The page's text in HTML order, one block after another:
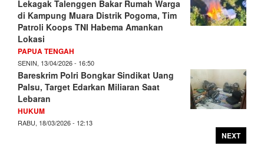
Lekagak Talenggen Bakar Rumah Warga
di Kampung Muara Distrik Pogoma, Tim
Patroli Koops TNI Habema Amankan
Lokasi
PAPUA TENGAH
SENIN, 13/04/2026 - 16:50
Bareskrim Polri Bongkar Sindikat Uang
Palsu, Target Edarkan Miliaran Saat
Lebaran
HUKUM
RABU, 18/03/2026 - 12:13
NEXT